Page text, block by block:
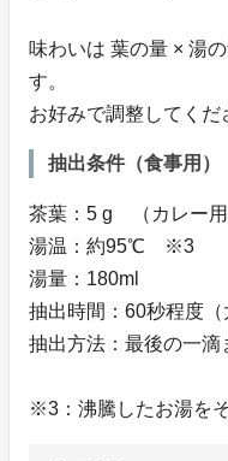
味わいは 葉の量 × 湯
す。
お好みで調整してくだ
抽出条件（食事用）
茶葉：5 g （カレー用
湯温：約95℃ ※3
湯量：180ml
抽出時間：60秒程度（
抽出方法：最後の一滴
※3：沸騰したお湯を